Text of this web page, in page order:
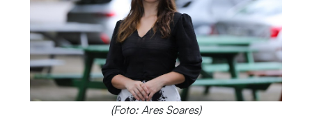
(Foto: Ares Soares)